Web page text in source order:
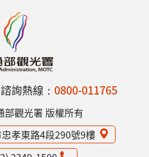
詢熱線： 0800-011765
部觀光署 版權所有
孝東路4段290號9樓